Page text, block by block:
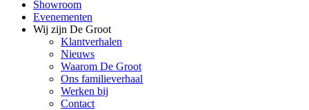
Showroom
Evenementen
Wij zijn De Groot
Klantverhalen
Nieuws
Waarom De Groot
Ons familieverhaal
Werken bij
Contact